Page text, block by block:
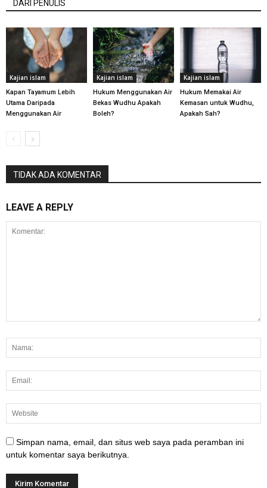
DARI PENULIS
Kajian islam
Kapan Tayamum Lebih
Utama Daripada
Menggunakan Air
Kajian islam
Hukum Menggunakan Air
Bekas Wudhu Apakah
Boleh?
Kajian islam
Hukum Memakai Air
Kemasan untuk Wudhu,
Apakah Sah?
TIDAK ADA KOMENTAR
LEAVE A REPLY
Simpan nama, email, dan situs web saya pada peramban ini
untuk komentar saya berikutnya.